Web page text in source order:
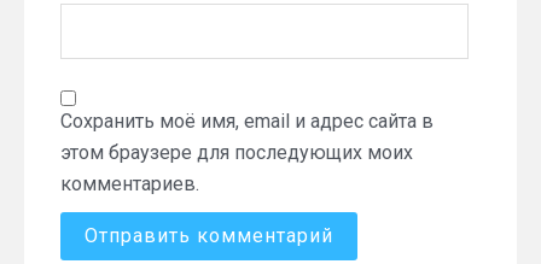
Сохранить моё имя, email и адрес сайта в
этом браузере для последующих моих
комментариев.